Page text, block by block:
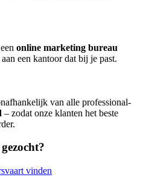
online marketing bureau
een kantoor dat bij je past.
van alle professional-
– zodat onze klanten het beste
vinden